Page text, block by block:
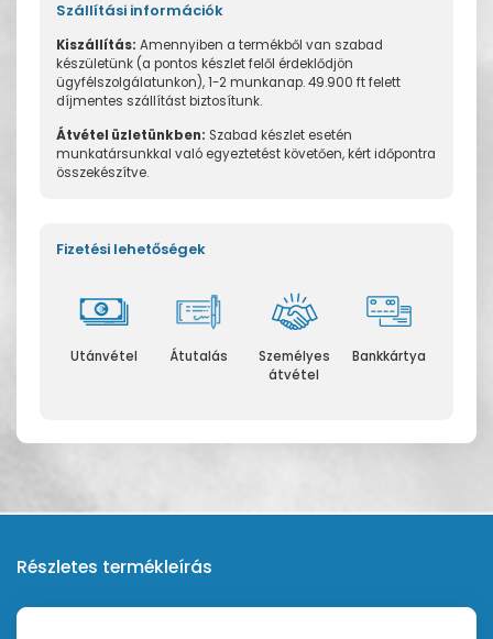
Szállítási információk
Kiszállítás: Amennyiben a termékből van szabad
készületünk (a pontos készlet felől érdeklődjön
ügyfélszolgálatunkon), 1-2 munkanap. 49.900 ft felett
díjmentes szállítást biztosítunk.
Átvétel üzletünkben: Szabad készlet esetén
munkatársunkkal való egyeztetést követően, kért időpontra
összekészítve.
Fizetési lehetőségek
Utánvétel Átutalás
Személyes
átvétel
Bankkártya
Részletes termékleírás